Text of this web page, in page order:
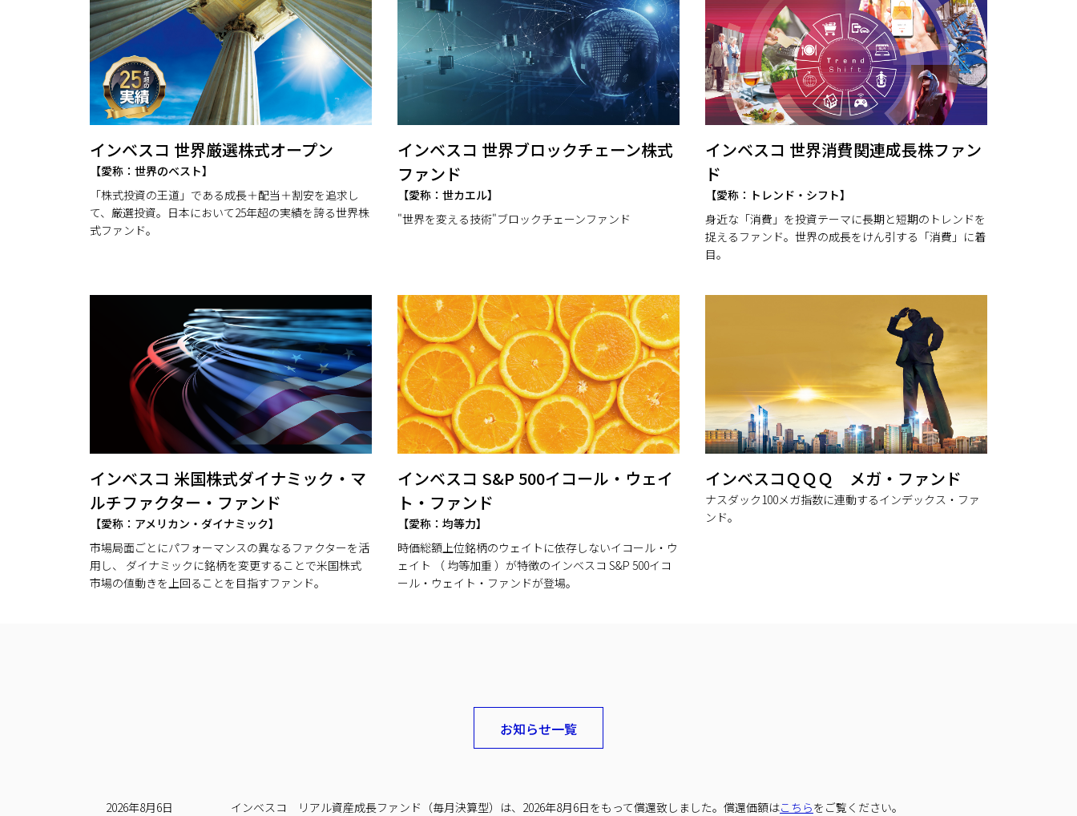
インベスコ 世界厳選株式オープン
【愛称：世界のベスト】
「株式投資の王道」である成長＋配当＋割安を追求し
て、厳選投資。日本において25年超の実績を誇る世界株
式ファンド。
インベスコ 世界ブロックチェーン株式
ファンド
【愛称：世カエル】
"世界を変える技術"ブロックチェーンファンド
インベスコ 世界消費関連成長株ファン
ド
【愛称：トレンド・シフト】
身近な「消費」を投資テーマに長期と短期のトレンドを
捉えるファンド。世界の成長をけん引する「消費」に着
目。
インベスコ 米国株式ダイナミック・マ
ルチファクター・ファンド
【愛称：アメリカン・ダイナミック】
市場局面ごとにパフォーマンスの異なるファクターを活
用し、 ダイナミックに銘柄を変更することで米国株式
市場の値動きを上回ることを目指すファンド。
インベスコ S&P 500イコール・ウェイ
ト・ファンド
【愛称：均等力】
時価総額上位銘柄のウェイトに依存しないイコール・ウ
ェイト （ 均等加重 ）が特徴のインベスコ S&P 500イコ
ール・ウェイト・ファンドが登場。
インベスコＱＱＱ メガ・ファンド
ナスダック100メガ指数に連動するインデックス・ファ
ンド。
お知らせ一覧
2026年8月6日 インベスコ リアル資産成長ファンド（毎月決算型）は、2026年8月6日をもって償還致しました。償還価額はこちらをご覧ください。